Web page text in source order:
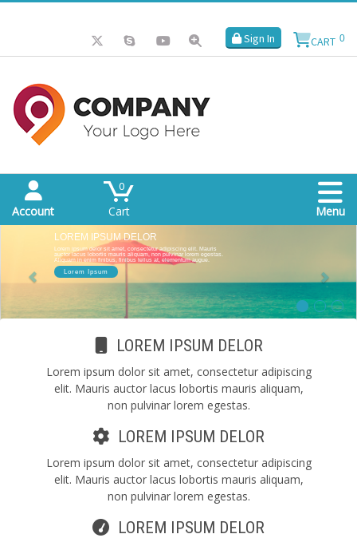
0
CART
Sign In
Search
Account Cart
0
Menu
LOREM IPSUM DELOR
Lorem ipsum delor sit amet, consectetur adipiscing elit. Mauris
auctor lacus lobortis mauris aliquam, non pulvinar lorem egestas.
Aliquam in enim finibus, finibus tellus at, elementum augue.
Lorem Ipsum
LOREM IPSUM DELOR
Lorem ipsum dolor sit amet, consectetur adipiscing
elit. Mauris auctor lacus lobortis mauris aliquam,
non pulvinar lorem egestas.
LOREM IPSUM DELOR
Lorem ipsum dolor sit amet, consectetur adipiscing
elit. Mauris auctor lacus lobortis mauris aliquam,
non pulvinar lorem egestas.
LOREM IPSUM DELOR